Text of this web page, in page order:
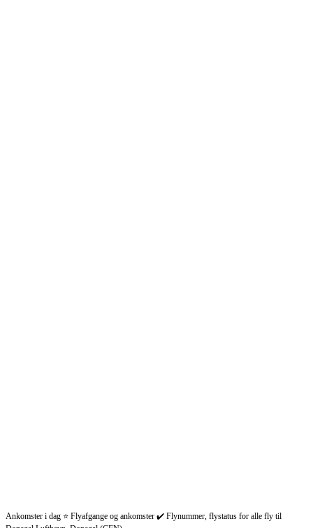
Ankomster i dag ⭐ Flyafgange og ankomster ✔️ Flynummer, flystatus for alle fly til